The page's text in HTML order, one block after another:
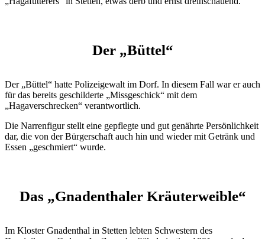
Der „Büttel“
Der „Büttel“ hatte Polizeigewalt im Dorf. In diesem Fall war er auch
für das bereits geschilderte „Missgeschick“ mit dem
„Hagaverschrecken“ verantwortlich.
Die Narrenfigur stellt eine gepflegte und gut genährte Persönlichkeit
dar, die von der Bürgerschaft auch hin und wieder mit Getränk und
Essen „geschmiert“ wurde.
Das „Gnadenthaler Kräuterweible“
Im Kloster Gnadenthal in Stetten lebten Schwestern des